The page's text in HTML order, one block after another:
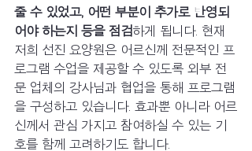
줄 수 있었고, 어떤 부분이 추가로 반영되
어야 하는지 등을 점검하게 됩니다. 현재
저희 선진 요양원은 어르신께 전문적인 프
로그램 수업을 제공할 수 있도록 외부 전
문 업체의 강사님과 협업을 통해 프로그램
을 구성하고 있습니다. 효과뿐 아니라 어르
신께서 관심 가지고 참여하실 수 있는 기
호를 함께 고려하기도 합니다.